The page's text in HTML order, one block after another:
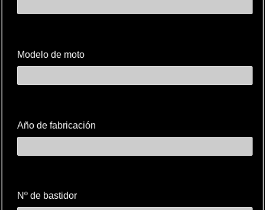
Modelo de moto
Año de fabricación
Nº de bastidor